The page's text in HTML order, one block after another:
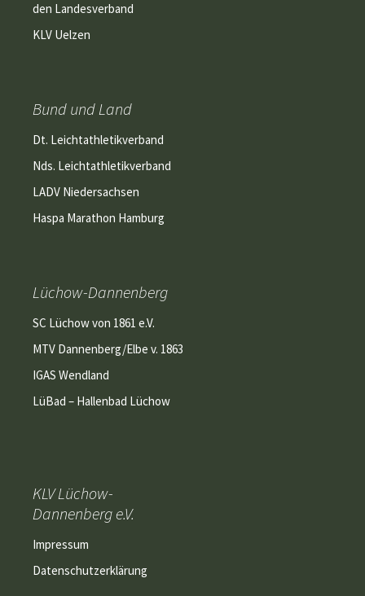
den Landesverband
KLV Uelzen
Bund und Land
Dt. Leichtathletikverband
Nds. Leichtathletikverband
LADV Niedersachsen
Haspa Marathon Hamburg
Lüchow-Dannenberg
SC Lüchow von 1861 e.V.
MTV Dannenberg/Elbe v. 1863
IGAS Wendland
LüBad – Hallenbad Lüchow
KLV Lüchow-
Dannenberg e.V.
Impressum
Datenschutzerklärung